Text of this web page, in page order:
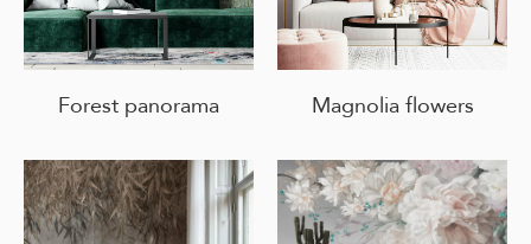
Forest panorama Magnolia flowers